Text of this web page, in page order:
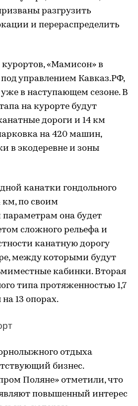
разгрузить
и перераспределить
«Мамисон» в
управлением Кавказ.РФ,
в наступающем сезоне. В
на курорте будут
дороги и 14 км
на 420 машин,
в экодеревне и зоны
канатки гондольного
км, по своим
параметрам она будет
сложного рельефа и
канатную дорогу
между которыми будут
кабинки. Вторая
типа протяженностью 1,7
13 опорах.
отдыха
бизнес.
Поляне» отметили, что
повышенный интерес